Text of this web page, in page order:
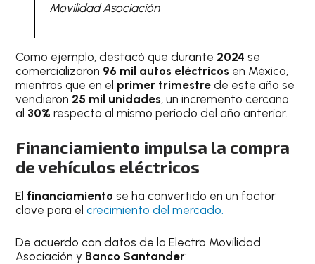
Movilidad Asociación
Como ejemplo, destacó que durante 2024 se
comercializaron 96 mil autos eléctricos en México,
mientras que en el primer trimestre de este año se
vendieron 25 mil unidades, un incremento cercano
al 30% respecto al mismo periodo del año anterior.
Financiamiento impulsa la compra
de vehículos eléctricos
El financiamiento se ha convertido en un factor
clave para elcrecimiento del mercado.
De acuerdo con datos de la Electro Movilidad
Asociación y Banco Santander: